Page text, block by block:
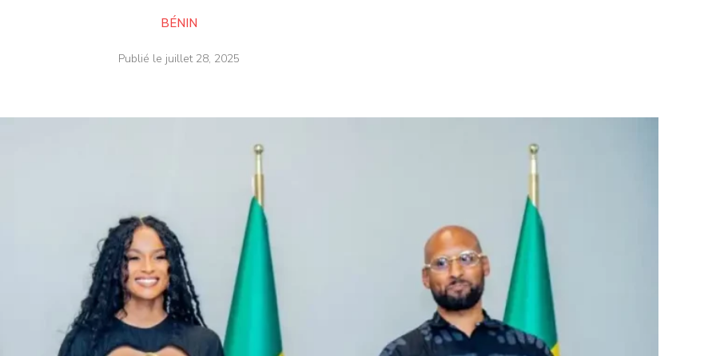
BÉNIN
Publié le juillet 28, 2025